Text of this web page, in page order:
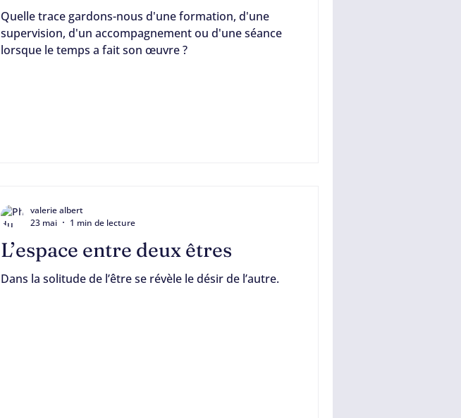
Quelle trace gardons-nous d'une formation, d'une
supervision, d'un accompagnement ou d'une séance
lorsque le temps a fait son œuvre ?
L’espace entre deux êtres
Dans la solitude de l’être se révèle le désir de l’autre.
valerie albert
23 mai
1 min de lecture